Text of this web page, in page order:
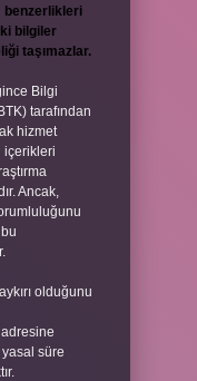
benzerlikleri
bilgiler
taşımazlar.
Bilgi
tarafından
hizmet
içerikleri
Ancak,
olduğunu
adresine
süre